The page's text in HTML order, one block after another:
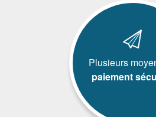
Plusieurs
paiement